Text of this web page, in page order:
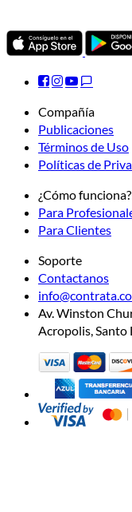
Compañía
Publicaciones
Términos de Uso
Políticas de
¿Cómo funciona?
Para
Para Clientes
Soporte
Contactanos
Av. Winston
Acropolis, Santo